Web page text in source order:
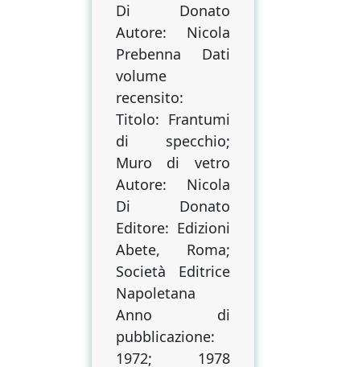
Di Donato
Autore: Nicola
Prebenna Dati
volume
recensito:
Titolo: Frantumi
di specchio;
Muro di vetro
Autore: Nicola
Di Donato
Editore: Edizioni
Abete, Roma;
Società Editrice
Napoletana
Anno di
pubblicazione:
1972; 1978